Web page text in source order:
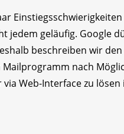
jedem geläufig. Google
beschreiben wir den
nach
Web-Interface zu